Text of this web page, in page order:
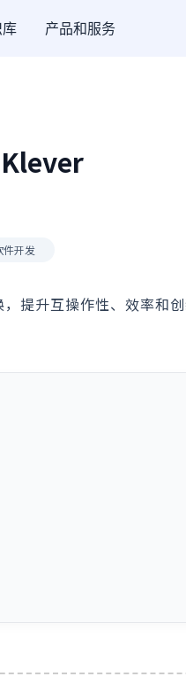
库 产品和服务
件开发
提升互操作性、效率和